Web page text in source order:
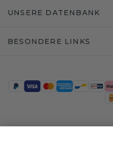
UNSERE DATENBANK
BESONDERE LINKS